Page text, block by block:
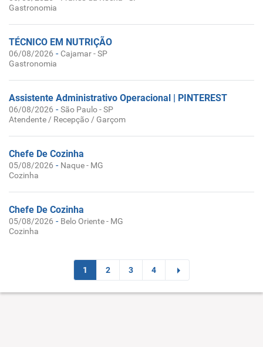
Gastronomia
TÉCNICO EM NUTRIÇÃO
06/08/2026 - Cajamar - SP
Gastronomia
Assistente Administrativo Operacional | PINTEREST
06/08/2026 -São Paulo - SP
Atendente / Recepção / Garçom
Chefe De Cozinha
05/08/2026 - Naque - MG
Cozinha
Chefe De Cozinha
05/08/2026 - Belo Oriente - MG
Cozinha
1 2 3 4